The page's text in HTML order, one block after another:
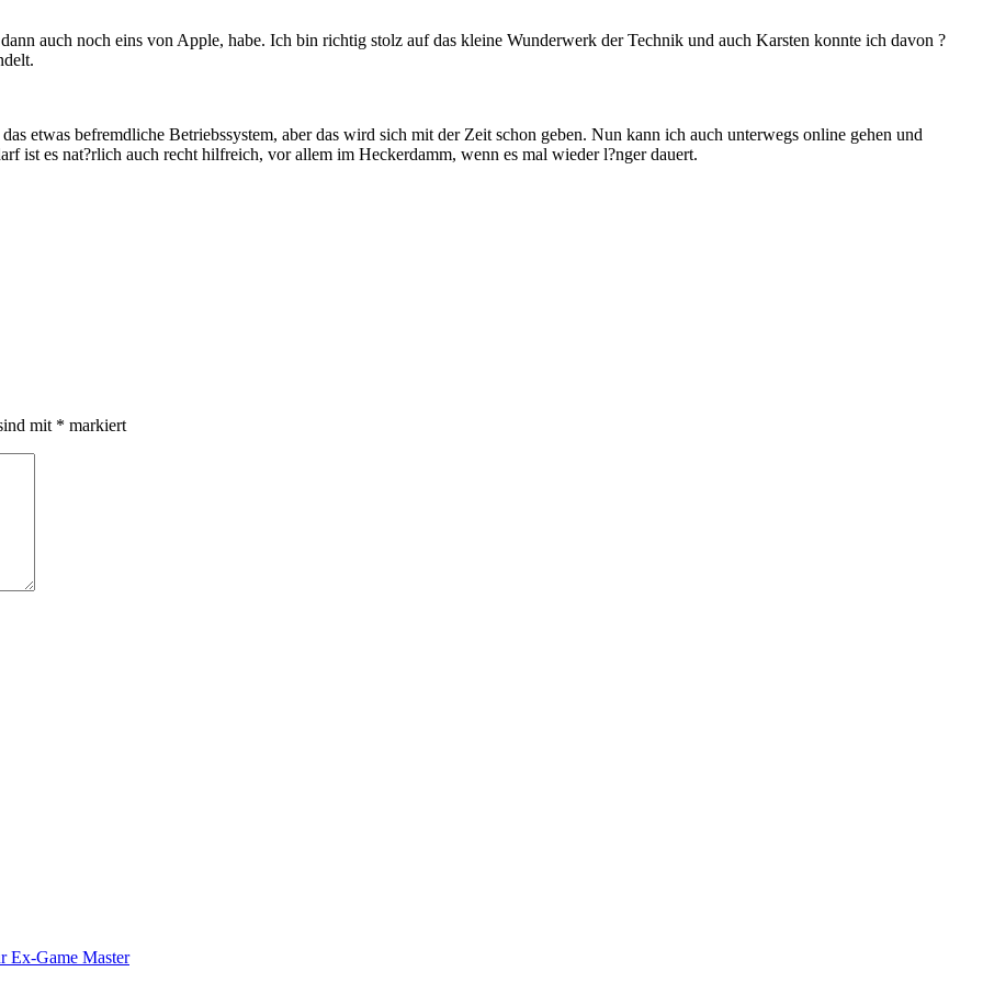
auch noch eins von Apple, habe. Ich bin richtig stolz auf das kleine Wunderwerk der Technik und auch Karsten konnte ich davon ?
etwas befremdliche Betriebssystem, aber das wird sich mit der Zeit schon geben. Nun kann ich auch unterwegs online gehen und
ist es nat?rlich auch recht hilfreich, vor allem im Heckerdamm, wenn es mal wieder l?nger dauert.
mit * markiert
Ex-Game Master